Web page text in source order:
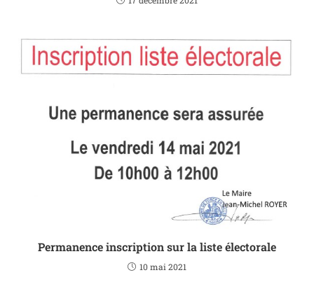
Permanence inscription sur la liste électorale
10 mai 2021